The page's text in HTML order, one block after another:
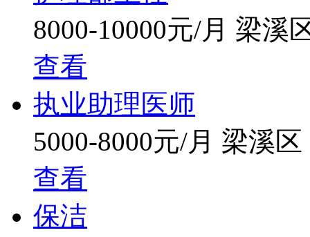
8000-10000元/月 梁溪
查看
执业助理医师
5000-8000元/月 梁溪区
查看
保洁